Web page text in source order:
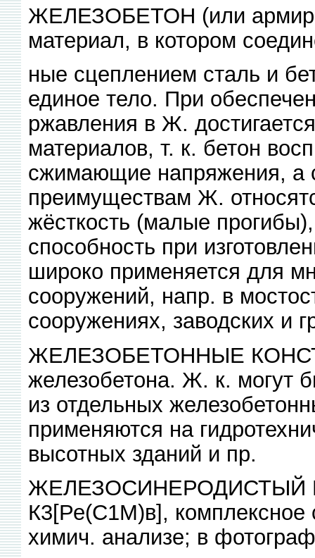
ЖЕЛЕЗОБЕТОН (или
материал, в котором
ные сцеплением сталь и
единое тело. При
ржавления в Ж.
материалов, т. к. бетон
сжимающие напряжения, а
преимуществам Ж.
жёсткость (малые прогибы),
способность при
широко применяется для
сооружений, напр. в
сооружениях, заводских и
ЖЕЛЕЗОБЕТОННЫЕ
железобетона. Ж. к. могут
из отдельных
применяются на
высотных зданий и пр.
ЖЕЛЕЗОСИНЕРОДИСТЫЙ
К3[Ре(С1М)в], комплексное
химич. анализе; в